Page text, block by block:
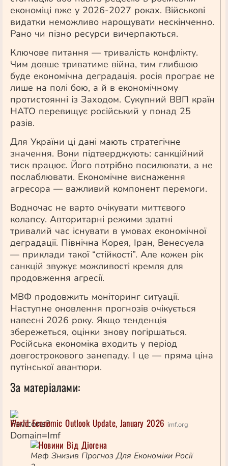
економіці вже у 2026-2027 роках. Військові
видатки неможливо нарощувати нескінченно.
Рано чи пізно ресурси вичерпаються.
Ключове питання — тривалість конфлікту.
Чим довше триватиме війна, тим глибшою
буде економічна деградація. росія програє не
лише на полі бою, а й в економічному
протистоянні із Заходом. Сукупний ВВП країн
НАТО перевищує російський у понад 25
разів.
Для України ці дані мають стратегічне
значення. Вони підтверджують: санкційний
тиск працює. Його потрібно посилювати, а не
послаблювати. Економічне виснаження
агресора — важливий компонент перемоги.
Водночас не варто очікувати миттєвого
колапсу. Авторитарні режими здатні
тривалий час існувати в умовах економічної
деградації. Північна Корея, Іран, Венесуела
— приклади такої “стійкості”. Але кожен рік
санкцій звужує можливості кремля для
продовження агресії.
МВФ продовжить моніторинг ситуації.
Наступне оновлення прогнозів очікується
навесні 2026 року. Якщо тенденція
збережеться, оцінки знову погіршаться.
Російська економіка входить у період
довгострокового занепаду. І це — пряма ціна
путінської авантюри.
За матеріалами:
World Economic Outlook Update, January 2026 imf.org
Мвф Знизив Прогноз Для Економіки Росії